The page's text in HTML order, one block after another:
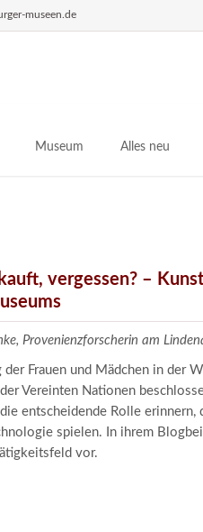
museen.de
Museum
Digitales
Team
Publikationen
Aktuelle Publikationen
Bestandskataloge & Editionen
Alles neu
vergessen? –
Provenienzforscherin am
der Frauen und Mädchen in der
Vereinten Nationen
entscheidende Rolle erinnern,
spielen. In ihrem
vor.